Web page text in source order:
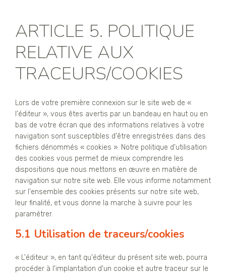
ARTICLE 5. POLITIQUE
RELATIVE AUX
TRACEURS/COOKIES
Lors de votre première connexion sur le site web de «
l'éditeur », vous êtes avertis par un bandeau en haut ou en
bas de votre écran que des informations relatives à votre
navigation sont susceptibles d'être enregistrées dans des
fichiers dénommés « cookies ». Notre politique d'utilisation
des cookies vous permet de mieux comprendre les
dispositions que nous mettons en œuvre en matière de
navigation sur notre site web. Elle vous informe notamment
sur l'ensemble des cookies présents sur notre site web,
leur finalité, et vous donne la marche à suivre pour les
paramétrer.
5.1 Utilisation de traceurs/cookies
« L'éditeur », en tant qu'éditeur du présent site web, pourra
procéder à l'implantation d'un cookie et autre traceur sur le